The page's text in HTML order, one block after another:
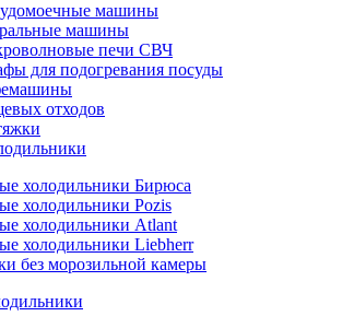
машины
машины
печи СВЧ
для подогревания посуды
отходов
холодильники Бирюса
холодильники Pozis
холодильники Atlant
холодильники Liebherr
без морозильной камеры